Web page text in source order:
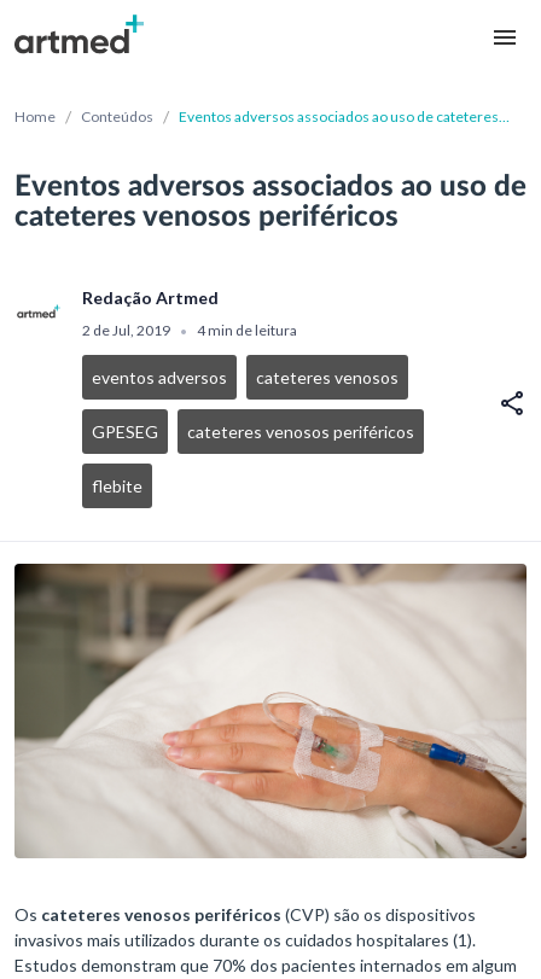
Home / Conteúdos / Eventos adversos associados ao uso de cateteres
Eventos adversos associados ao uso de
cateteres venosos periféricos
Redação Artmed
2 de Jul, 2019 • 4 min de leitura
eventos adversos cateteres venosos
GPESEG cateteres venosos periféricos
flebite
Os cateteres venosos periféricos (CVP) são os dispositivos
invasivos mais utilizados durante os cuidados hospitalares (1).
Estudos demonstram que 70% dos pacientes internados em algum